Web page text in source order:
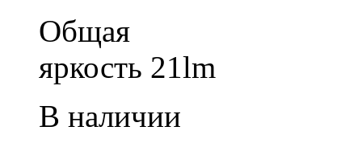
Общая
яркость 21lm
В наличии